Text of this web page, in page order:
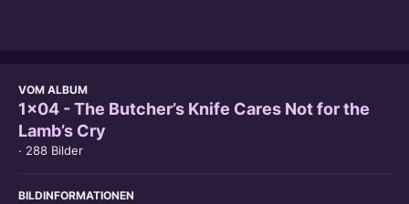
VOM ALBUM
1x04 - The Butcher’s Knife Cares Not for the
Lamb’s Cry
· 288 Bilder
BILDINFORMATIONEN